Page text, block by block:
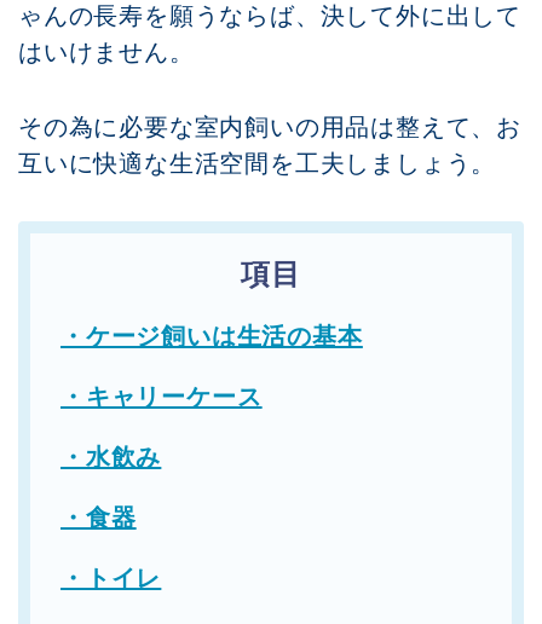
ゃんの長寿を願うならば、決して外に出して
はいけません。
その為に必要な室内飼いの用品は整えて、お
互いに快適な生活空間を工夫しましょう。
項目
・ケージ飼いは生活の基本
・キャリーケース
・水飲み
・食器
・トイレ